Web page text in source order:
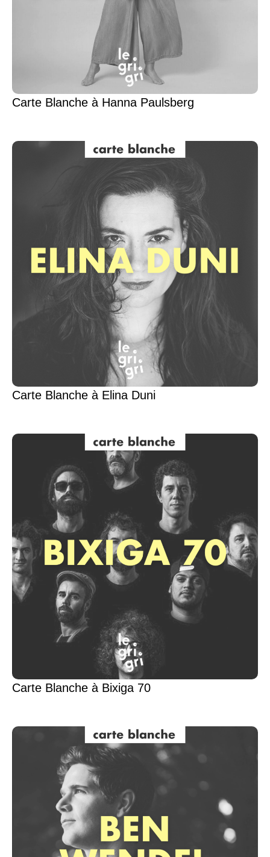
Carte Blanche à Hanna Paulsberg
Carte Blanche à Elina Duni
Carte Blanche à Bixiga 70